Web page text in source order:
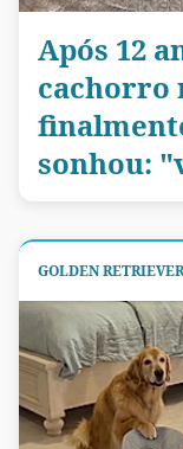
Após 12
cachorro
sonhou:
GOLDEN RETRIEVER